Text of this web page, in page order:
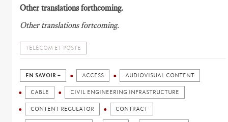
Other translations forthcoming.
Other translations fortcoming.
TÉLÉCOM ET POSTE
EN SAVOIR + ACCESS AUDIOVISUAL CONTENT
CABLE CIVIL ENGINEERING INFRASTRUCTURE
CONTENT REGULATOR CONTRACT